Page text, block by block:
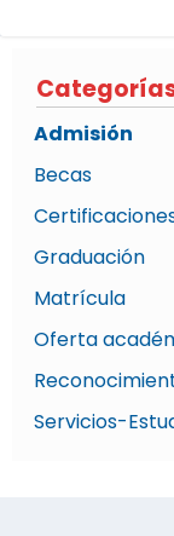
Admisión
Becas
Graduación
Matrícula
Oferta
Servicios-